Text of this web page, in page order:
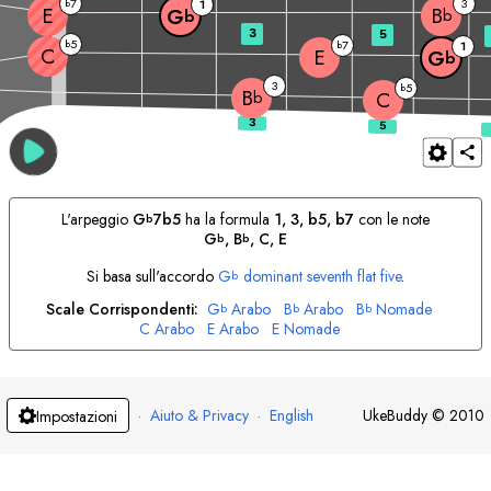
Bb 3 C b5
C b5 E b7 Gb 1
E Gb 1 Bb
3 5
L'arpeggio Gb7b5 ha la formula 1, 3, b5, b7 con le note
Gb, Bb, C, E
Si basa sull'accordo Gb dominant seventh flat five.
Scale Corrispondenti: Gb Arabo Bb Arabo Bb Nomade
C Arabo E Arabo E Nomade
Impostazioni · Aiuto & Privacy · English UkeBuddy © 2010